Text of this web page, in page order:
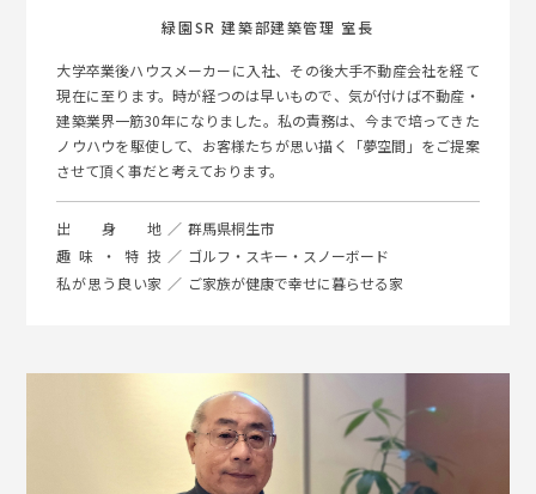
緑園SR 建築部建築管理 室長
大学卒業後ハウスメーカーに入社、その後大手不動産会社を経て
現在に至ります。時が経つのは早いもので、気が付けば不動産・
建築業界一筋30年になりました。私の責務は、今まで培ってきた
ノウハウを駆使して、お客様たちが思い描く「夢空間」をご提案
させて頂く事だと考えております。
出身地
群馬県桐生市
趣味・特技
ゴルフ・スキー・スノーボード
私が思う良い家
ご家族が健康で幸せに暮らせる家